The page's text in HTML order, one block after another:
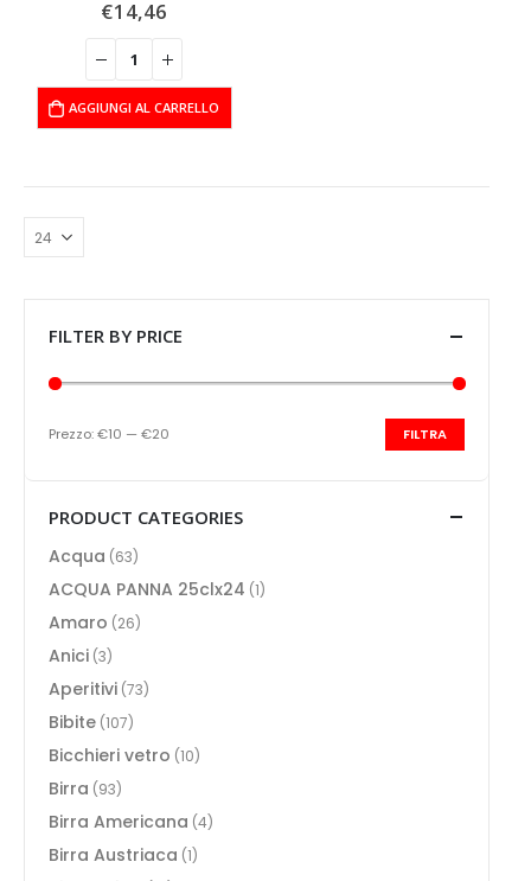
€14,46
AGGIUNGI AL CARRELLO
FILTER BY PRICE
FILTRA
Prezzo:€10 — €20
PRODUCT CATEGORIES
Acqua (63)
ACQUA PANNA 25clx24 (1)
Amaro (26)
Anici (3)
Aperitivi (73)
Bibite (107)
Bicchieri vetro (10)
Birra (93)
Birra Americana (4)
Birra Austriaca (1)